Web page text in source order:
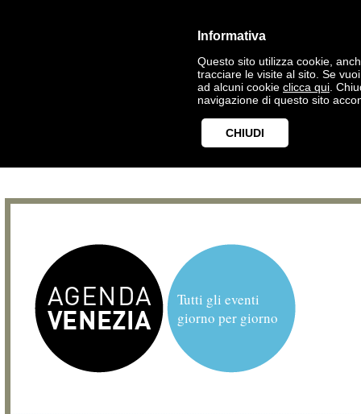
Informativa
Questo sito utilizza cookie,
tracciare le visite al sito. Se
ad alcuni cookie clicca qui .
navigazione di questo sito
CHIUDI
Tutti gli eventi
giorno per giorno